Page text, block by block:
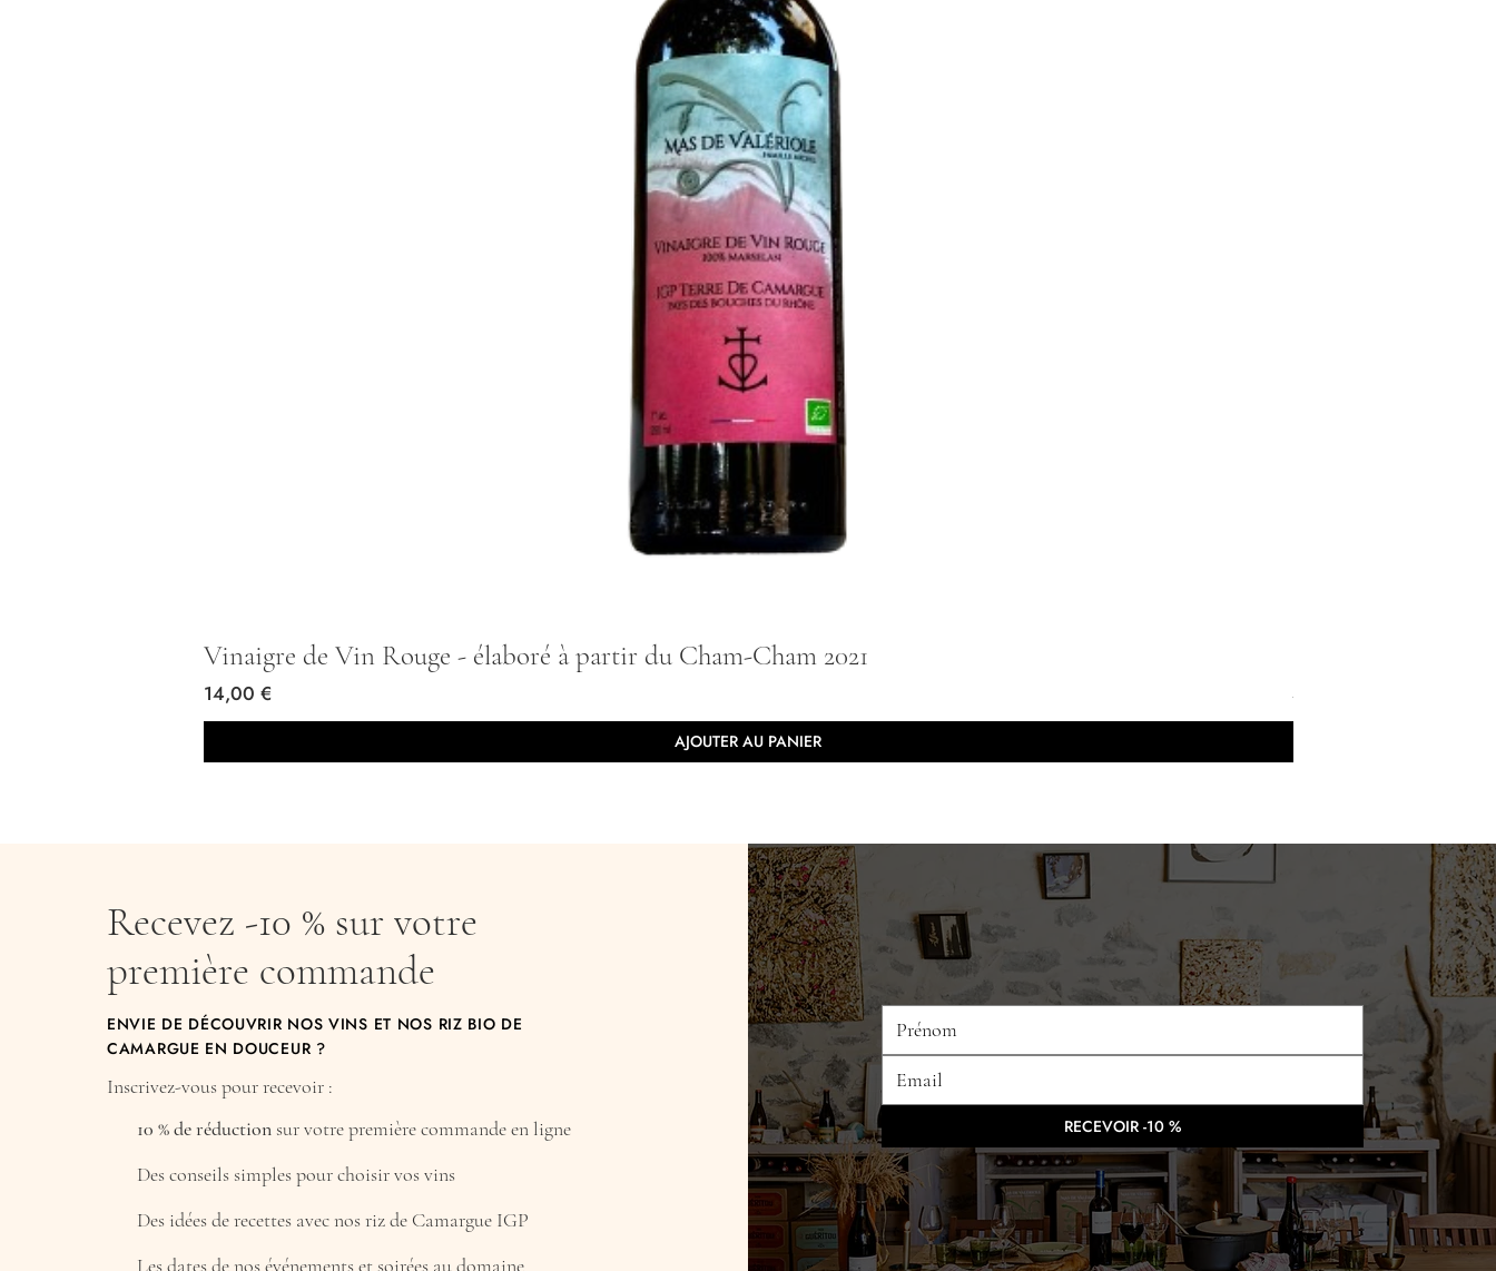
Aperçu rapide
Vinaigre de Vin Rouge - élaboré à partir du Cham-Cham 2021
Prix
14,00 €
AJOUTER AU PANIER
Prix
4,70 €
Recevez -10 % sur votre
première commande
ENVIE DE DÉCOUVRIR NOS VINS ET NOS RIZ BIO DE
CAMARGUE EN DOUCEUR ?
Inscrivez-vous pour recevoir :
10 % de réduction sur votre première commande en ligne
Des conseils simples pour choisir vos vins
Des idées de recettes avec nos riz de Camargue IGP
Les dates de nos événements et soirées au domaine
RECEVOIR -10 %